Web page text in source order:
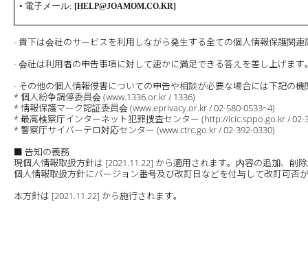
• 電子メ ール:[HELP@JOAMOM.CO.KR]
- 貴下は会社のサービスを利用しながら発生する全ての個人情報保護関
- 会社は利用者の申告事項に対して速かに満足できる答えを差し上げます
- その他の個人情報侵害についての申告や相談が必要な場合には下記の
* 個人紛争調停委員会 (www.1336.or.kr / 1336)
* 情報保護マーク認証委員会 (www.eprivacy.or.kr / 02-580-0533~4)
* 最高検察庁インターネット犯罪捜査センター (http://icic.sppo.go.kr / 02-
* 警察庁サイバーテロ対応センター (www.ctrc.go.kr / 02-392-0330)
■ 告知の義務
現個人情報取扱方針は [2021.11.22] から適用されます。内容の追加、
個人情報取扱方針にバージョン番号及び改訂日などを付与して改訂可否
本方針は [2021.11.22] から施行されます。